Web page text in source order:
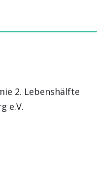
2. Lebenshälfte
e.V.